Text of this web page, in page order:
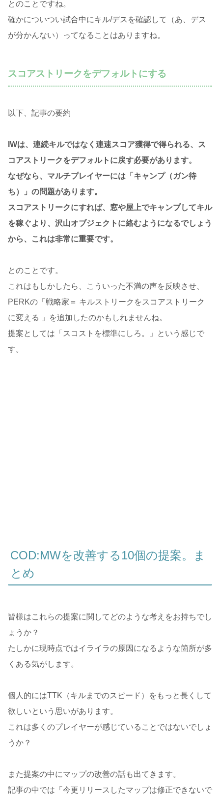
とのことですね。
確かについつい試合中にキル/デスを確認して（あ、デス
が分かんない）ってなることはありますね。
スコアストリークをデフォルトにする
以下、記事の要約
IWは、連続キルではなく連速スコア獲得で得られる、ス
コアストリークをデフォルトに戻す必要があります。
なぜなら、マルチプレイヤーには「キャンプ（ガン待
ち）」の問題があります。
スコアストリークにすれば、窓や屋上でキャンプしてキル
を稼ぐより、沢山オブジェクトに絡むようになるでしょう
から、これは非常に重要です。
とのことです。
これはもしかしたら、こういった不満の声を反映させ、
PERKの「戦略家＝ キルストリークをスコアストリーク
に変える 」を追加したのかもしれませんね。
提案としては「スコストを標準にしろ。」という感じで
す。
COD:MWを改善する10個の提案。ま
とめ
皆様はこれらの提案に関してどのような考えをお持ちでし
ょうか？
たしかに現時点ではイライラの原因になるような箇所が多
くある気がします。
個人的にはTTK（キルまでのスピード）をもっと長くして
欲しいという思いがあります。
これは多くのプレイヤーが感じていることではないでしょ
うか？
また提案の中にマップの改善の話も出てきます。
記事の中では「今更リリースしたマップは修正できないで